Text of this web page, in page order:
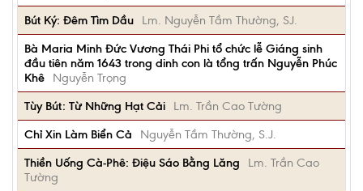
Bút Ký: Đêm Tìm Dầu
Lm. Nguyễn Tầm Thường, SJ.
Bà Maria Minh Đức Vương Thái Phi tổ chức lễ Giáng sinh
đầu tiên năm 1643 trong dinh con là tổng trấn Nguyễn Phúc
Khê
Nguyễn Trọng
Tùy Bút: Từ Những Hạt Cải
Lm. Trần Cao Tường
Chỉ Xin Làm Biển Cả
Nguyễn Tầm Thường, S.J.
Thiền Uống Cà-Phê: Điệu Sáo Bằng Lăng
Lm. Trần Cao
Tường